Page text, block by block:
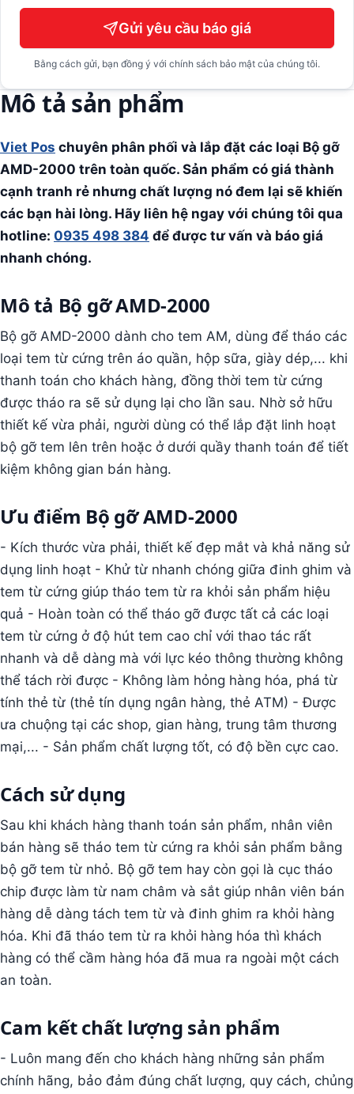
Gửi yêu cầu báo giá
Bằng cách gửi, bạn đồng ý với chính sách bảo mật của chúng tôi.
Mô tả sản phẩm
Viet Pos chuyên phân phối và lắp đặt các loại Bộ gỡ
AMD-2000 trên toàn quốc. Sản phẩm có giá thành
cạnh tranh rẻ nhưng chất lượng nó đem lại sẽ khiến
các bạn hài lòng. Hãy liên hệ ngay với chúng tôi qua
hotline: 0935 498 384 để được tư vấn và báo giá
nhanh chóng.
Mô tả Bộ gỡ AMD-2000
Bộ gỡ AMD-2000 dành cho tem AM, dùng để tháo các
loại tem từ cứng trên áo quần, hộp sữa, giày dép,... khi
thanh toán cho khách hàng, đồng thời tem từ cứng
được tháo ra sẽ sử dụng lại cho lần sau. Nhờ sở hữu
thiết kế vừa phải, người dùng có thể lắp đặt linh hoạt
bộ gỡ tem lên trên hoặc ở dưới quầy thanh toán để tiết
kiệm không gian bán hàng.
Ưu điểm Bộ gỡ AMD-2000
- Kích thước vừa phải, thiết kế đẹp mắt và khả năng sử
dụng linh hoạt - Khử từ nhanh chóng giữa đinh ghim và
tem từ cứng giúp tháo tem từ ra khỏi sản phẩm hiệu
quả - Hoàn toàn có thể tháo gỡ được tất cả các loại
tem từ cứng ở độ hút tem cao chỉ với thao tác rất
nhanh và dễ dàng mà với lực kéo thông thường không
thể tách rời được - Không làm hỏng hàng hóa, phá từ
tính thẻ từ (thẻ tín dụng ngân hàng, thẻ ATM) - Được
ưa chuộng tại các shop, gian hàng, trung tâm thương
mại,... - Sản phẩm chất lượng tốt, có độ bền cực cao.
Cách sử dụng
Sau khi khách hàng thanh toán sản phẩm, nhân viên
bán hàng sẽ tháo tem từ cứng ra khỏi sản phẩm bằng
bộ gỡ tem từ nhỏ. Bộ gỡ tem hay còn gọi là cục tháo
chip được làm từ nam châm và sắt giúp nhân viên bán
hàng dễ dàng tách tem từ và đinh ghim ra khỏi hàng
hóa. Khi đã tháo tem từ ra khỏi hàng hóa thì khách
hàng có thể cầm hàng hóa đã mua ra ngoài một cách
an toàn.
Cam kết chất lượng sản phẩm
- Luôn mang đến cho khách hàng những sản phẩm
chính hãng, bảo đảm đúng chất lượng, quy cách, chủng